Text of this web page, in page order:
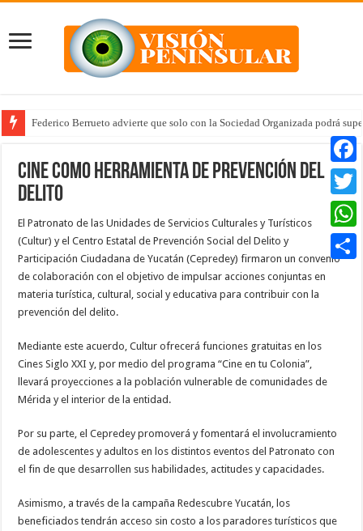
Federico Berrueto advierte que solo con la Sociedad Organizada podrá
Cine como herramienta de prevención del
delito
El Patronato de las Unidades de Servicios Culturales y Turísticos
(Cultur) y el Centro Estatal de Prevención Social del Delito y
Participación Ciudadana de Yucatán (Cepredey) firmaron un convenio
de colaboración con el objetivo de impulsar acciones conjuntas en
materia turística, cultural, social y educativa para contribuir con la
prevención del delito.
Mediante este acuerdo, Cultur ofrecerá funciones gratuitas en los
Cines Siglo XXI y, por medio del programa “Cine en tu Colonia”,
llevará proyecciones a la población vulnerable de comunidades de
Mérida y el interior de la entidad.
Por su parte, el Cepredey promoverá y fomentará el involucramiento
de adolescentes y adultos en los distintos eventos del Patronato con
el fin de que desarrollen sus habilidades, actitudes y capacidades.
Asimismo, a través de la campaña Redescubre Yucatán, los
beneficiados tendrán acceso sin costo a los paradores turísticos que
Twitter